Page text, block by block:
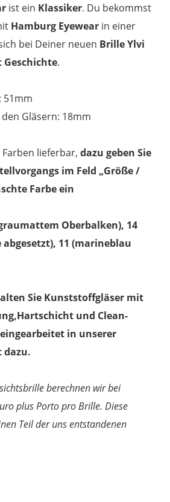
ist ein Klassiker. Du bekommst
Hamburg Eyewear in einer
bei Deiner neuen Brille Ylvi
.
51mm
Gläsern: 18mm
Farben lieferbar,dazu geben Sie
im Feld „Größe /
Farbe ein
Oberbalken), 14
abgesetzt), 11 (marineblau
Sie Kunststoffgläser mit
und Clean-
in unserer
dazu.
berechnen wir bei
plus Porto pro Brille. Diese
Teil der uns entstandenen